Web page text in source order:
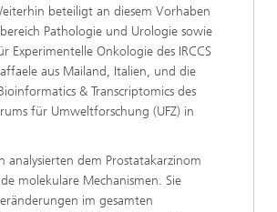
beteiligt an diesem Vorhaben
Pathologie und Urologie sowie
Experimentelle Onkologie des IRCCS
aus Mailand, Italien, und die
& Transcriptomics des
für Umweltforschung (UFZ) in
analysierten dem Prostatakarzinom
molekulare Mechanismen. Sie
im gesamten